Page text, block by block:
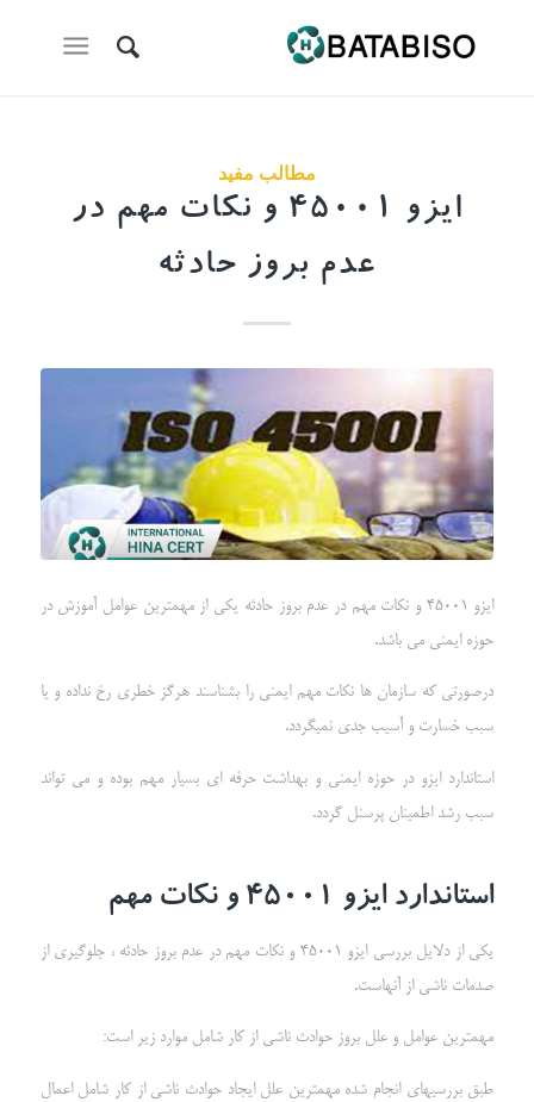
مطالب مفید
ایزو 45001 و نکات مهم در
عدم بروز حادثه
ایزو 45001 و نکات مهم در عدم بروز حادثه یکی از مهمترین عوامل آموزش در
حوزه ایمنی می باشد.
درصورتی که سازمان ها نکات مهم ایمنی را بشناسند هرگز خطری رخ نداده و یا
سبب خسارت و آسیب جدی نمیگردد.
استاندارد ایزو در حوزه ایمنی و بهداشت حرفه ای بسیار مهم بوده و می تواند
سبب رشد اطمینان پرسنل گردد.
استاندارد ایزو 45001 و نکات مهم
یکی از دلایل بررسی ایزو 45001 و نکات مهم در عدم بروز حادثه ، جلوگیری از
صدمات ناشی از آنهاست.
مهمترین عوامل و علل بروز حوادث ناشی از کار شامل موارد زیر است:
طبق بررسیهاي انجام شده مهمترین علل ایجاد حوادث ناشی از کار شامل اعمال